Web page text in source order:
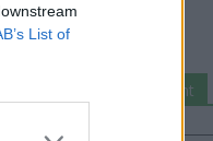
List of
Keresés autómárka szerint